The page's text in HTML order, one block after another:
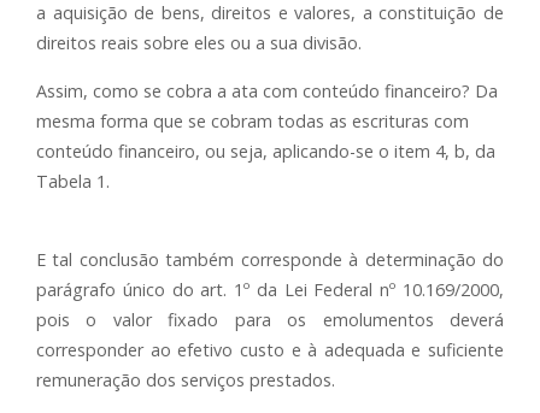
a aquisição de bens, direitos e valores, a constituição de
direitos reais sobre eles ou a sua divisão.
Assim, como se cobra a ata com conteúdo financeiro? Da
mesma forma que se cobram todas as escrituras com
conteúdo financeiro, ou seja, aplicando-se o item 4, b, da
Tabela 1.
E tal conclusão também corresponde à determinação do
parágrafo único do art. 1º da Lei Federal nº 10.169/2000,
pois o valor fixado para os emolumentos deverá
corresponder ao efetivo custo e à adequada e suficiente
remuneração dos serviços prestados.